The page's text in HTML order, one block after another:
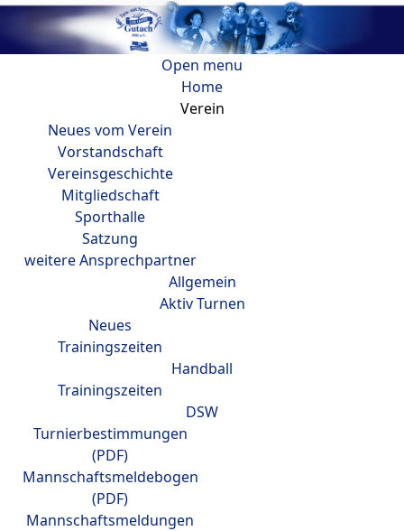
Open menu
Home
Verein
Neues vom Verein
Vorstandschaft
Vereinsgeschichte
Mitgliedschaft
Sporthalle
Satzung
weitere Ansprechpartner
Allgemein
Aktiv Turnen
Neues
Trainingszeiten
Handball
Trainingszeiten
DSW
Turnierbestimmungen
(PDF)
Mannschaftsmeldebogen
(PDF)
Mannschaftsmeldungen